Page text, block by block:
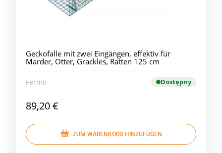
Geckofalle mit zwei Eingängen, effektiv für
Marder, Otter, Grackles, Ratten 125 cm
Fermo Dostępny
89,20 €
ZUM WARENKORB HINZUFÜGEN